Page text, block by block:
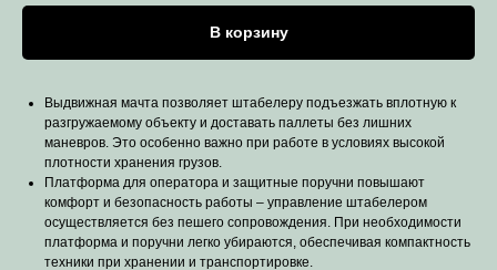
В корзину
Выдвижная мачта позволяет штабелеру подъезжать вплотную к
разгружаемому объекту и доставать паллеты без лишних
маневров. Это особенно важно при работе в условиях высокой
плотности хранения грузов.
Платформа для оператора и защитные поручни повышают
комфорт и безопасность работы – управление штабелером
осуществляется без пешего сопровождения. При необходимости
платформа и поручни легко убираются, обеспечивая компактность
техники при хранении и транспортировке.